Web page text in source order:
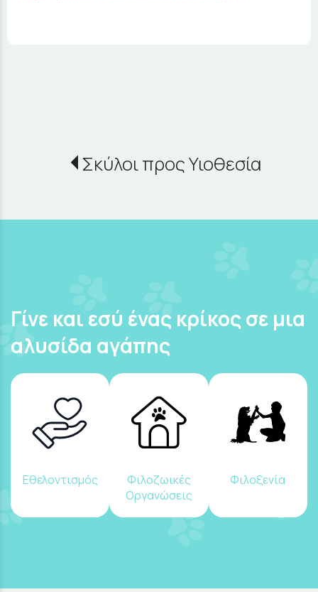
Σκύλοι προς Υιοθεσία
Γίνε και εσύ ένας κρίκος σε μια
αλυσίδα αγάπης
Εθελοντισμός
Φιλοζωικές
Οργανώσεις
Φιλοξενία